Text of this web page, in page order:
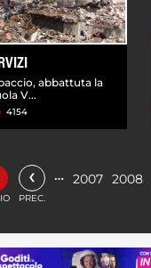
abbattuta la
V...
4154
‹
PREC.
… 2007 2008